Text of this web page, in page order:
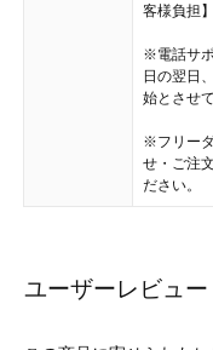
客様負担】
※電話サ
日の翌日
始とさせ
※フリー
せ・ご注
ださい。
ユーザーレビュー